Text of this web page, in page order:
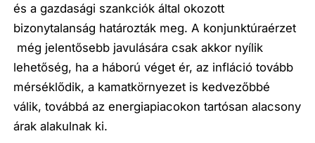
és a gazdasági szankciók által okozott
bizonytalanság határozták meg. A konjunktúraérzet
még jelentősebb javulására csak akkor nyílik
lehetőség, ha a háború véget ér, az infláció tovább
mérséklődik, a kamatkörnyezet is kedvezőbbé
válik, továbbá az energiapiacokon tartósan alacsony
árak alakulnak ki.